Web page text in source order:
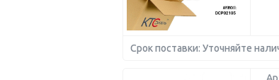
Срок поставки: Уточняйте